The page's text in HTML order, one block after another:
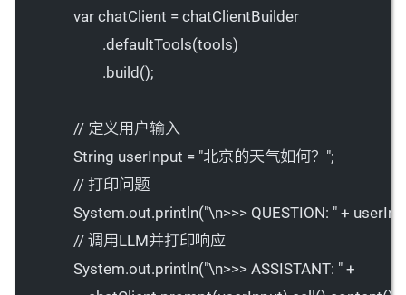
var chatClient = chatClientBuilder
.defaultTools(tools)
.build();
// 定义用户输入
String userInput = "北京的天气如何？";
// 打印问题
System.out.println("\n>>> QUESTION: " +
// 调用LLM并打印响应
System.out.println("\n>>> ASSISTANT: " +